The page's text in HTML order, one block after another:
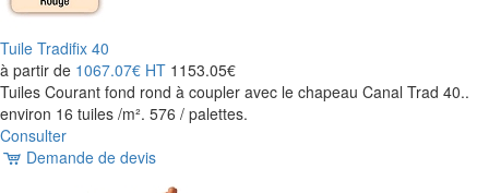
Tuile Tradifix 40
à partir de 1067.07€ HT 1153.05€
Tuiles Courant fond rond à coupler avec le chapeau Canal Trad 40..
environ 16 tuiles /m². 576 / palettes.
Consulter
Demande de devis